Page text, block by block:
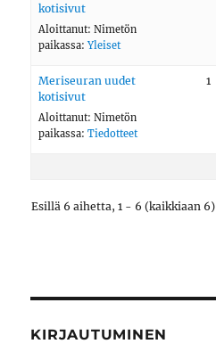
kotisivut
Aloittanut:Nimetön
paikassa:Yleiset
Meriseuran uudet
kotisivut
Aloittanut:Nimetön
paikassa:Tiedotteet
1
Esillä 6 aihetta, 1 - 6 (kaikkiaan 6)
KIRJAUTUMINEN